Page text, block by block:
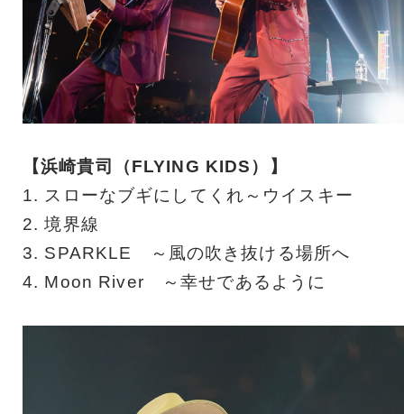
【浜崎貴司（FLYING KIDS）】
1. スローなブギにしてくれ～ウイスキー
2. 境界線
3. SPARKLE ～風の吹き抜ける場所へ
4. Moon River ～幸せであるように